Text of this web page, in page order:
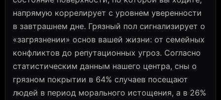
напрямую коррелирует с уровнем уверенности
в завтрашнем дне. Грязный пол сигнализирует о
«загрязнении» основ вашей жизни: от семейных
конфликтов до репутационных угроз. Согласно
статистическим данным нашего центра, сны о
грязном покрытии в 64% случаев посещают
людей в период морального истощения, а в 26%